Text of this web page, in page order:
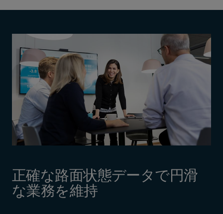
正確な路面状態データで円滑
な業務を維持